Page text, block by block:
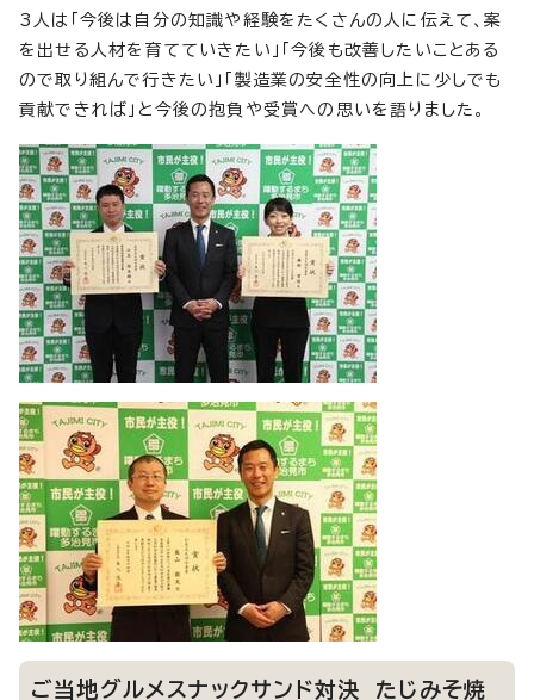
3人は「今後は自分の知識や経験をたくさんの人に伝えて、案
を出せる人材を育てていきたい」「今後も改善したいことある
ので取り組んで行きたい」「製造業の安全性の向上に少しでも
貢献できれば」と今後の抱負や受賞への思いを語りました。
ご当地グルメスナックサンド対決 たじみそ焼